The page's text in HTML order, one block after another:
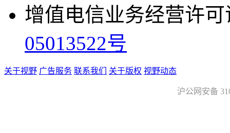
增值电信业务经营许
05013522号
关于视野 广告服务 联系我们 关于版权 视野动态
沪公网安备